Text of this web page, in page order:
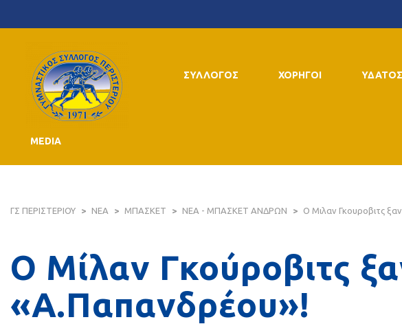
ΣΥΛΛΟΓΟΣ ΧΟΡΗΓΟΙ
MEDIA
ΓΣ ΠΕΡΙΣΤΕΡΙΟΥ > ΝΕΑ > ΜΠΑΣΚΕΤ > ΝΕΑ - ΜΠΑΣΚΕΤ ΑΝΔΡΩΝ > Ο Μιλαν Γκουροβιτς
Ο Μίλαν Γκούροβιτς
«Α.Παπανδρέου»!